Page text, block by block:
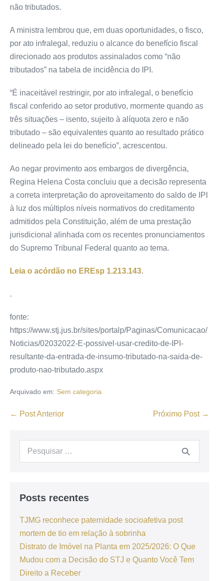
não tributados.
A ministra lembrou que, em duas oportunidades, o fisco,
por ato infralegal, reduziu o alcance do benefício fiscal
direcionado aos produtos assinalados como “não
tributados” na tabela de incidência do IPI.
“É inaceitável restringir, por ato infralegal, o benefício
fiscal conferido ao setor produtivo, mormente quando as
três situações – isento, sujeito à alíquota zero e não
tributado – são equivalentes quanto ao resultado prático
delineado pela lei do benefício”, acrescentou.
Ao negar provimento aos embargos de divergência,
Regina Helena Costa concluiu que a decisão representa
a correta interpretação do aproveitamento do saldo de IPI
à luz dos múltiplos níveis normativos do creditamento
admitidos pela Constituição, além de uma prestação
jurisdicional alinhada com os recentes pronunciamentos
do Supremo Tribunal Federal quanto ao tema.
Leia o acórdão no EREsp 1.213.143.
.
fonte:
https://www.stj.jus.br/sites/portalp/Paginas/Comunicacao/
Noticias/02032022-E-possivel-usar-credito-de-IPI-
resultante-da-entrada-de-insumo-tributado-na-saida-de-
produto-nao-tributado.aspx
Arquivado em: Sem categoria
← Post Anterior Próximo Post →
Posts recentes
TJMG reconhece paternidade socioafetiva post
mortem de tio em relação à sobrinha
Distrato de Imóvel na Planta em 2025/2026: O Que
Mudou com a Decisão do STJ e Quanto Você Tem
Direito a Receber